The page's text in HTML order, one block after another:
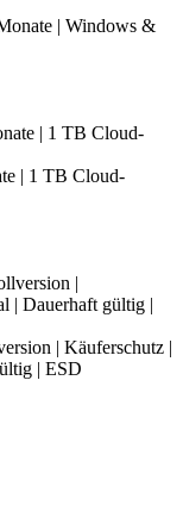
| Windows &
| 1 TB Cloud-
| Käuferschutz |
| ESD